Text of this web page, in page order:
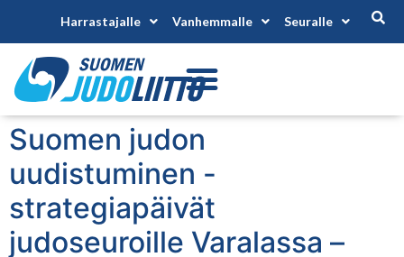
Harrastajalle Vanhemmalle Seuralle
Suomen judon
uudistuminen -
strategiapäivät
judoseuroille Varalassa –